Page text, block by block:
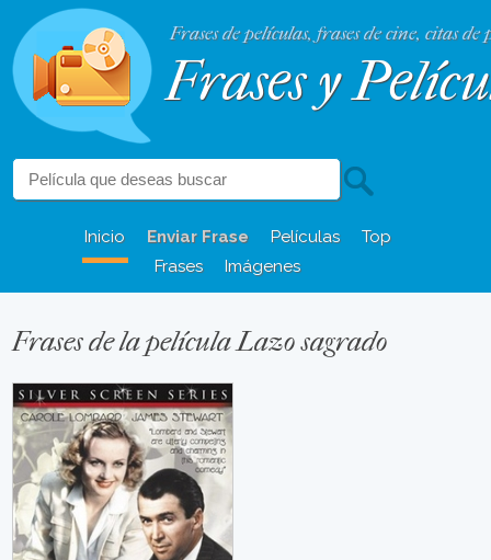
Frases de películas, frases de cine, citas de
Frases y
Inicio Enviar Frase Películas
Top
Frases
Imágenes
Frases de la película Lazo sagrado